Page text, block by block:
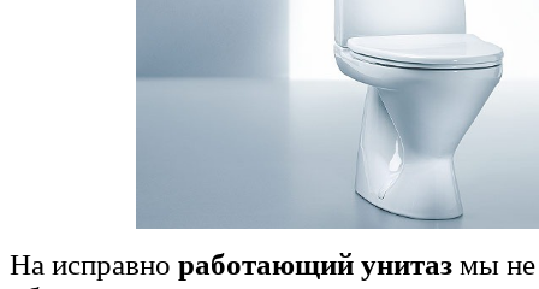
На исправно работающий унитаз мы